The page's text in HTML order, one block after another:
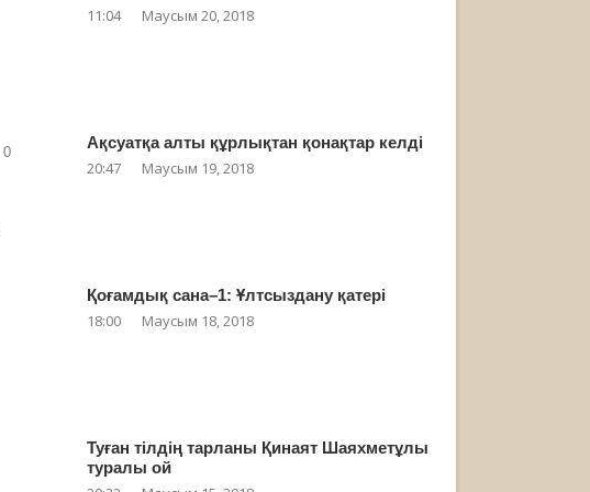
0
11:04 Маусым 20, 2018
Ақсуатқа алты құрлықтан қонақтар келді
20:47 Маусым 19, 2018
Қоғамдық сана–1: Ұлтсыздану қатері
18:00 Маусым 18, 2018
Туған тілдің тарланы Қинаят Шаяхметұлы
туралы ой